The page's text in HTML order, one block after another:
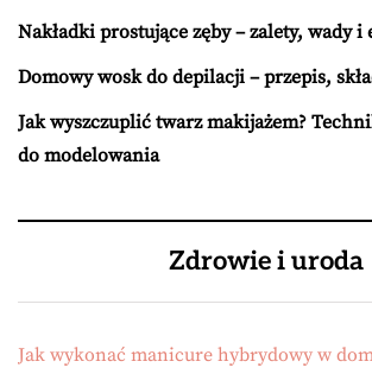
Nakładki prostujące zęby – zalety, wady
Domowy wosk do depilacji – przepis,
Jak wyszczuplić twarz makijażem?
do modelowania
Zdrowie i uroda
Jak wykonać manicure hybrydowy w